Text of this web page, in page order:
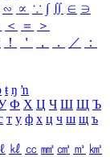
∽ ∝ ∵ ∫ ∬ ∈ ∋
＜ ＝
＞
！ ＇ ， ． ／
：
ŧ ŋ ŉ
Ф Х Ц Ч Ш Щ Ъ
т у ф х ц ч ш щ ъ
ℓ ㎘ ㏄ ㎣ ㎤ ㎥ ㎦